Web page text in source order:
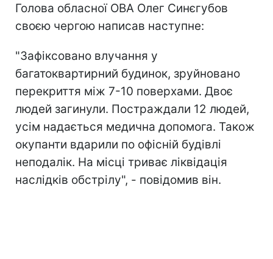
Голова обласної ОВА Олег Синєгубов
своєю чергою написав наступне:
"Зафіксовано влучання у
багатоквартирний будинок, зруйновано
перекриття між 7-10 поверхами. Двоє
людей загинули. Постраждали 12 людей,
усім надається медична допомога. Також
окупанти вдарили по офісній будівлі
неподалік. На місці триває ліквідація
наслідків обстрілу", - повідомив він.